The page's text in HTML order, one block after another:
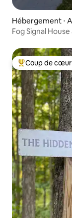
Hébergement ⋅
Fog Signal House
Coups de cœur
Coup de